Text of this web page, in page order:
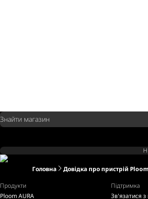
Знайти магазин
Головна Довідка про пристрій
Продукти
Ploom AURA
Підтримка
Зв'язатися